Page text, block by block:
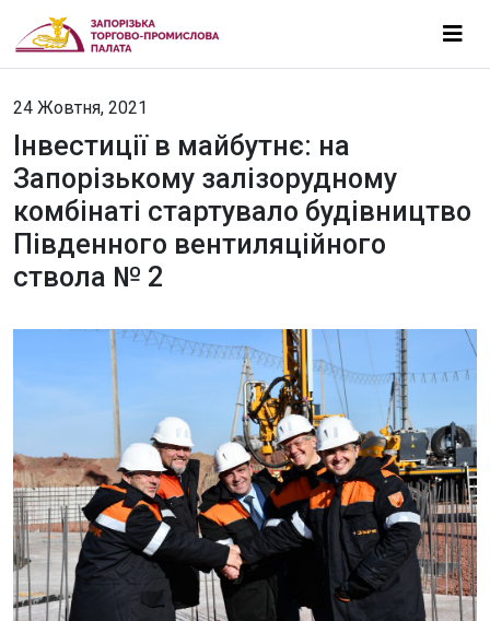
24 Жовтня, 2021
Інвестиції в майбутнє: на
Запорізькому залізорудному
комбінаті стартувало будівництво
Південного вентиляційного
ствола № 2